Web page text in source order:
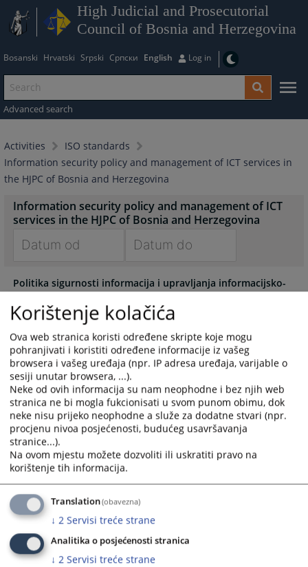
High Judicial and Prosecutorial
Council of Bosnia and Herzegovina
Bosanski Hrvatski Srpski Српски English Log in
Advanced search
Activities
ISO standards
Information security policy and management of ICT services in
the HJPC of Bosnia and Herzegovina
Information security policy and management of ICT
services in the HJPC of Bosnia and Herzegovina
forward
interact
the
calendar
and
select
a
date.
Press
the
question
mark
key
to
the
keyboard
forward
interact
the
calendar
and
select
a
date.
Press
the
mark
key
get
the
keyboard
Politika sigurnosti informacija i upravljanja informacijsko-
vijeća Bosne i Hercegovine
Korištenje kolačića
Ova web stranica koristi određene skripte koje mogu
pohranjivati i koristiti određene informacije iz vašeg
browsera i vašeg uređaja (npr. IP adresa uređaja, varijable o
sesiji unutar browsera, ...).
Neke od ovih informacija su nam neophodne i bez njih web
stranica ne bi mogla fukcionisati u svom punom obimu, dok
neke nisu prijeko neophodne a služe za dodatne stvari (npr.
procjenu nivoa posjećenosti, budućeg usavršavanja
stranice...).
Na ovom mjestu možete dozvoliti ili uskratiti pravo na
korištenje tih informacija.
Translation(obavezna)
↓ 2 Servisi treće strane
Analitika o posjećenosti stranica
↓ 2 Servisi treće strane